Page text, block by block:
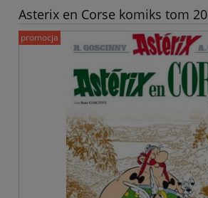
Asterix en Corse komiks tom 20
promocja